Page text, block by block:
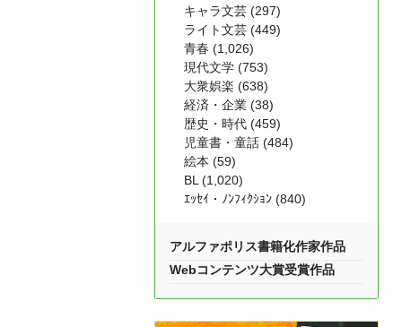
キャラ文芸 (297)
ライト文芸 (449)
青春 (1,026)
現代文学 (753)
大衆娯楽 (638)
経済・企業 (38)
歴史・時代 (459)
児童書・童話 (484)
絵本 (59)
BL (1,020)
ｴｯｾｲ・ﾉﾝﾌｨｸｼｮﾝ (840)
アルファポリス書籍化作家作品
Webコンテンツ大賞受賞作品